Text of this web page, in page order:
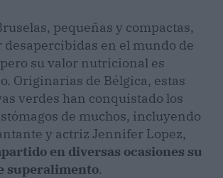
pequeñas y compactas,
desapercibidas en el mundo de
su valor nutricional es
Originarias de Bélgica, estas
verdes han conquistado los
de muchos, incluyendo
y actriz Jennifer Lopez,
en diversas ocasiones su
superalimento.